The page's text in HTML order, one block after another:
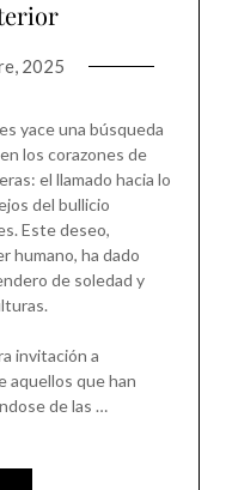
2025
yace una búsqueda
los corazones de
el llamado hacia lo
del bullicio
Este deseo,
humano, ha dado
de soledad y
invitación a
aquellos que han
de las …